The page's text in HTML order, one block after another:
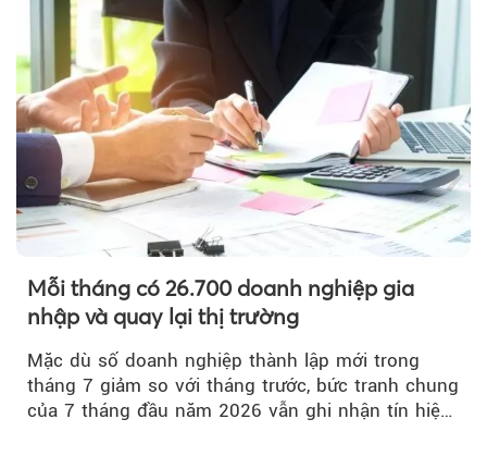
Mỗi tháng có 26.700 doanh nghiệp gia
nhập và quay lại thị trường
Mặc dù số doanh nghiệp thành lập mới trong
tháng 7 giảm so với tháng trước, bức tranh chung
của 7 tháng đầu năm 2026 vẫn ghi nhận tín hiệu